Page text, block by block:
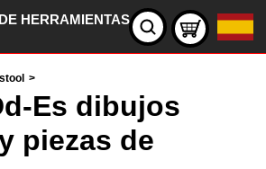
HERRAMIENTAS
>
Es dibujos
piezas de